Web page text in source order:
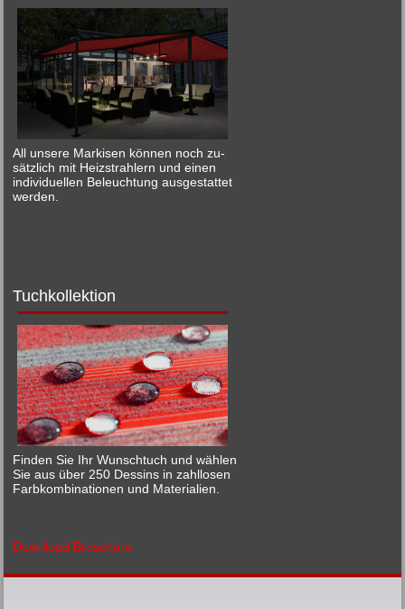
All unsere Markisen können noch zu-
sätzlich mit Heizstrahlern und einen
individuellen Beleuchtung ausgestattet
werden.
Tuchkollektion
Finden Sie Ihr Wunschtuch und wählen
Sie aus über 250 Dessins in zahllosen
Farbkombinationen und Materialien.
Download Broschüre